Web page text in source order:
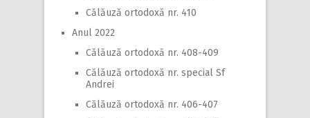
Călăuză ortodoxă nr. 410
Anul 2022
Călăuză ortodoxă nr. 408-409
Călăuză ortodoxă nr. special Sf
Andrei
Călăuză ortodoxă nr. 406-407